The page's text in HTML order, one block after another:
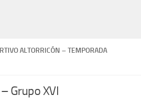
ALTORRICÓN – TEMPORADA
Grupo XVI